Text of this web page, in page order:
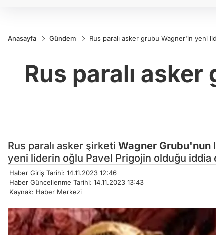
Anasayfa Gündem Rus paralı asker grubu Wagner'in yeni
Rus paralı
Rus paralı asker şirketi Wagner Grubu'nun
yeni liderin oğlu Pavel Prigojin olduğu iddia
Haber Giriş Tarihi: 14.11.2023 12:46
Haber Güncellenme Tarihi: 14.11.2023 13:43
Kaynak: Haber Merkezi